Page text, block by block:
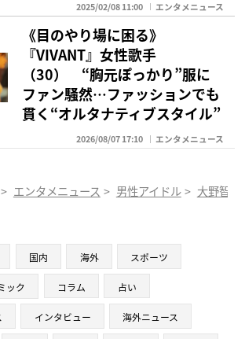
2025/02/08 11:00 エンタメニュース
《目のやり場に困る》
『VIVANT』女性歌手
（30） “胸元ぽっかり”服に
ファン騒然…ファッションでも
貫く“オルタナティブスタイル”
2026/08/07 17:10 エンタメニュース
> エンタメニュース > 男性アイドル > 大野智
国内 海外 スポーツ
ック コラム 占い
インタビュー 海外ニュース